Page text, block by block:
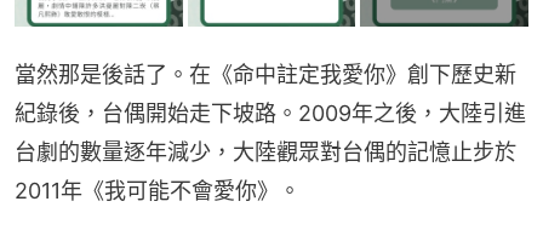
當然那是後話了。在《命中註定我愛你》創下歷史新
紀錄後，台偶開始走下坡路。2009年之後，大陸引進
台劇的數量逐年減少，大陸觀眾對台偶的記憶止步於
2011年《我可能不會愛你》。